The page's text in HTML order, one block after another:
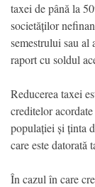
taxei de până la
societăților
semestrului sau al
raport cu soldul
Reducerea taxei
creditelor
populației și ținta
care este datorată
În cazul în care